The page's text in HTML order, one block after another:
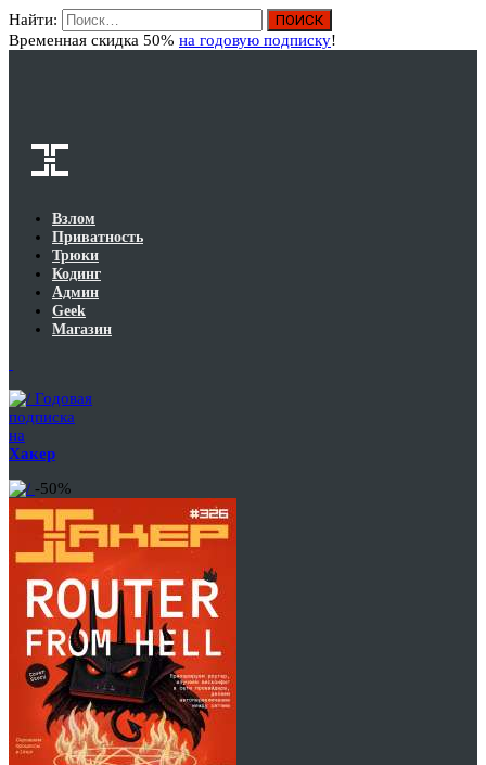
Найти:
Временная скидка 50% на годовую подписку!
Взлом
Приватность
Трюки
Кодинг
Админ
Geek
Магазин
Годовая
подписка
на
Хакер
-50%